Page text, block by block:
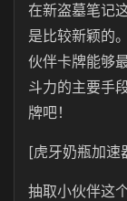
在新盗墓笔记
是比较新颖的
伙伴卡牌能够
斗力的主要手
牌吧！
[虎牙奶瓶加速
抽取小伙伴这